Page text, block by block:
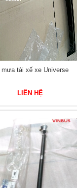
mưa tài xế xe Universe
LIÊN HỆ